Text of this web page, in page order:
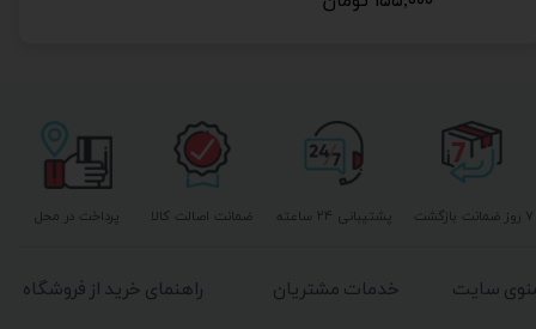
پشتیبانی ۲۴ ساعته پرداخت در محل ۷ روز ضمانت بازگشت ضمانت اصالت کالا
راهنمای خرید از فروشگاه خدمات مشتریان سایت